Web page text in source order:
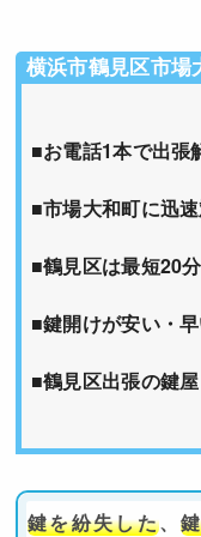
横浜市鶴見区市場
■お電話1本で出張
■市場大和町に迅速
■鶴見区は最短20分
■鍵開けが安い・早
■鶴見区出張の鍵
鍵を紛失した、